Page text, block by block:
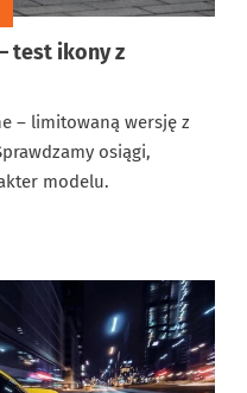
test ikony z
– limitowaną wersję z
osiągi,
modelu.